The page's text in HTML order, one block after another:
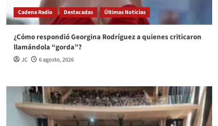
Cadena Radio Destacadas Últimas Noticias
¿Cómo respondió Georgina Rodríguez a quienes criticaron
llamándola “gorda”?
JC 6 agosto, 2026